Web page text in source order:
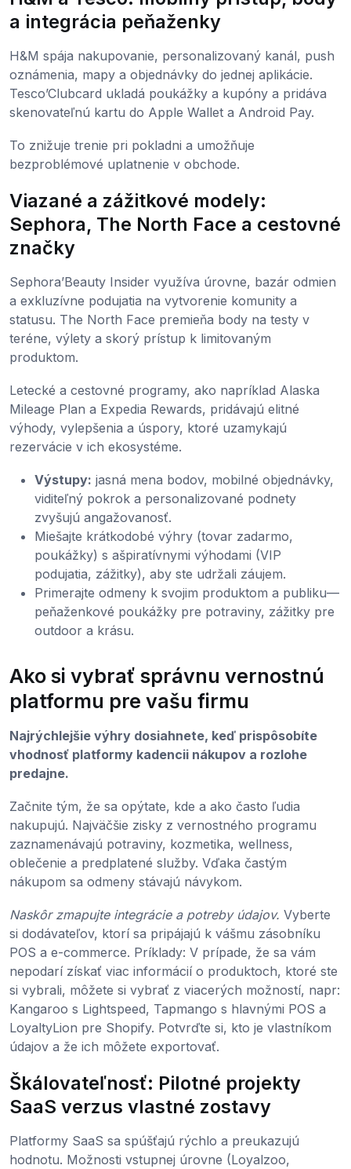
a integrácia peňaženky
H&M spája nakupovanie, personalizovaný kanál, push
oznámenia, mapy a objednávky do jednej aplikácie.
Tesco’Clubcard ukladá poukážky a kupóny a pridáva
skenovateľnú kartu do Apple Wallet a Android Pay.
To znižuje trenie pri pokladni a umožňuje
bezproblémové uplatnenie v obchode.
Viazané a zážitkové modely:
Sephora, The North Face a cestovné
značky
Sephora’Beauty Insider využíva úrovne, bazár odmien
a exkluzívne podujatia na vytvorenie komunity a
statusu. The North Face premieňa body na testy v
teréne, výlety a skorý prístup k limitovaným
produktom.
Letecké a cestovné programy, ako napríklad Alaska
Mileage Plan a Expedia Rewards, pridávajú elitné
výhody, vylepšenia a úspory, ktoré uzamykajú
rezervácie v ich ekosystéme.
Výstupy: jasná mena bodov, mobilné objednávky,
viditeľný pokrok a personalizované podnety
zvyšujú angažovanosť.
Miešajte krátkodobé výhry (tovar zadarmo,
poukážky) s ašpiratívnymi výhodami (VIP
podujatia, zážitky), aby ste udržali záujem.
Primerajte odmeny k svojim produktom a publiku—
peňaženkové poukážky pre potraviny, zážitky pre
outdoor a krásu.
Ako si vybrať správnu vernostnú
platformu pre vašu firmu
Najrýchlejšie výhry dosiahnete, keď prispôsobíte
vhodnosť platformy kadencii nákupov a rozlohe
predajne.
Začnite tým, že sa opýtate, kde a ako často ľudia
nakupujú. Najväčšie zisky z vernostného programu
zaznamenávajú potraviny, kozmetika, wellness,
oblečenie a predplatené služby. Vďaka častým
nákupom sa odmeny stávajú návykom.
Naskôr zmapujte integrácie a potreby údajov. Vyberte
si dodávateľov, ktorí sa pripájajú k vášmu zásobníku
POS a e-commerce. Príklady: V prípade, že sa vám
nepodarí získať viac informácií o produktoch, ktoré ste
si vybrali, môžete si vybrať z viacerých možností, napr:
Kangaroo s Lightspeed, Tapmango s hlavnými POS a
LoyaltyLion pre Shopify. Potvrďte si, kto je vlastníkom
údajov a že ich môžete exportovať.
Škálovateľnosť: Pilotné projekty
SaaS verzus vlastné zostavy
Platformy SaaS sa spúšťajú rýchlo a preukazujú
hodnotu. Možnosti vstupnej úrovne (Loyalzoo,